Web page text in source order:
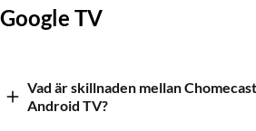
Google TV
Vad är skillnaden mellan Chomecast,
Android TV?